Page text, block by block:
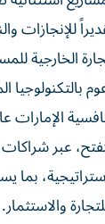
للإنجازات
الخارجية
بالتكنولوجيا
الإمارات
عبر
والاستثمار.